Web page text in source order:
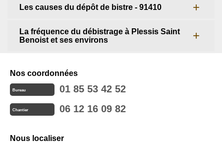
Les causes du dépôt de bistre - 91410
La fréquence du débistrage à Plessis Saint
Benoist et ses environs
Nos coordonnées
Bureau 01 85 53 42 52
Chantier 06 12 16 09 82
Nous localiser